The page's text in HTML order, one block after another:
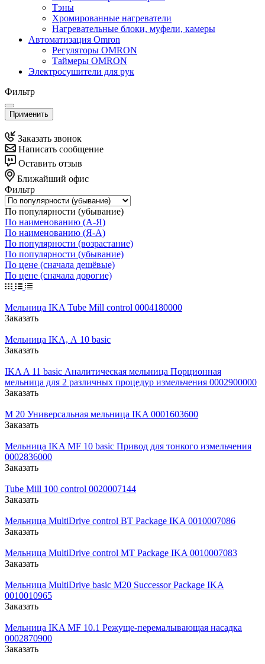
Тэны
Хромированные нагреватели
Нагревательные блоки, муфели, камеры
Автоматизация Omron
Регуляторы OMRON
Таймеры OMRON
Электросушители для рук
Фильтр
Применить
Заказать звонок
Написать сообщение
Оставить отзыв
Ближайший офис
Фильтр
По популярности (убывание)
По наименованию (А-Я)
По наименованию (Я-А)
По популярности (возрастание)
По популярности (убывание)
По цене (сначала дешёвые)
По цене (сначала дорогие)
Мельница IKA Tube Mill control 0004180000
Заказать
Мельница IKA, А 10 basic
Заказать
IKA A 11 basic Аналитическая мельница Порционная
мельница для 2 различных процедур измельчения 0002900000
Заказать
M 20 Универсальная мельница IKA 0001603600
Заказать
Мельница IKA MF 10 basic Привод для тонкого измельчения
0002836000
Заказать
Tube Mill 100 control 0020007144
Заказать
Мельница MultiDrive control BT Package IKA 0010007086
Заказать
Мельница MultiDrive control MT Package IKA 0010007083
Заказать
Мельница MultiDrive basic M20 Successor Package IKA
0010010965
Заказать
Мельница IKA MF 10.1 Режуще-перемалывающая насадка
0002870900
Заказать